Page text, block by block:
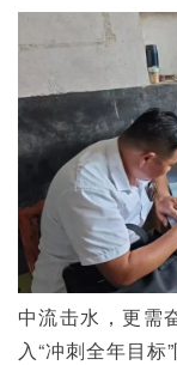
中流击水，更需
入“冲刺全年目